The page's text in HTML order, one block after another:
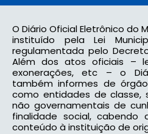
O Diário Oficial Eletrônico do
instituído pela Lei
regulamentada pelo Decreto
Além dos atos oficiais –
exonerações, etc – o
também informes de
como entidades de classe,
não governamentais de
finalidade social, cabendo
conteúdo à instituição de